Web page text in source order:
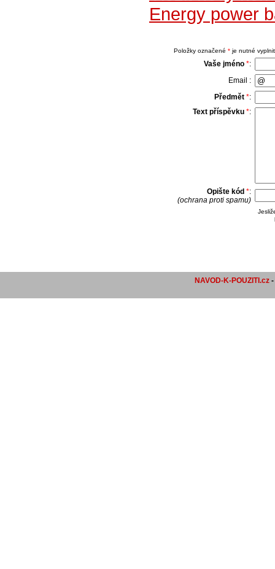
Energy power
Položky označené *je nutné
Vaše jméno *:
Email :
Předmět *:
Text příspěvku *:
Opište kód *:
(ochrana proti spamu)
NAVOD-K-POUZITI.cz